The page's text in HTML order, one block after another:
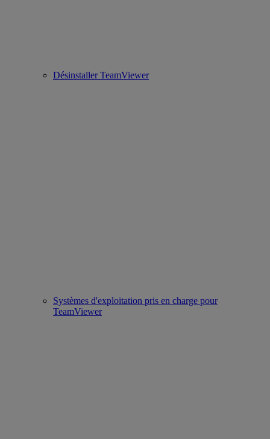
Désinstaller TeamViewer
Systèmes d'exploitation pris en charge pour
TeamViewer